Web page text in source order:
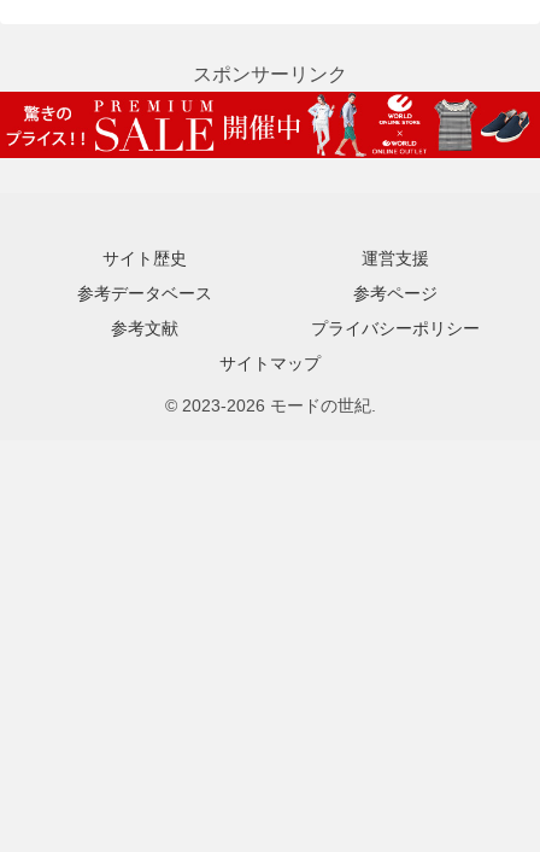
スポンサーリンク
サイト歴史
運営支援
参考データベース
参考ページ
参考文献
プライバシーポリシー
サイトマップ
© 2023-2026 モードの世紀.